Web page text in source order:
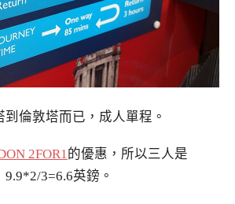
到倫敦塔而已，成人單程。
2FOR1 的優惠，所以三人是
9.9*2/3=6.6英鎊。